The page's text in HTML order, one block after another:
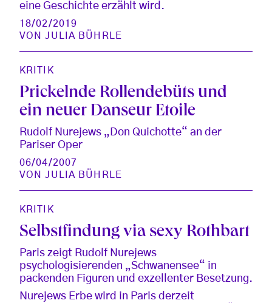
eine Geschichte erzählt wird.
18/02/2019
VONJULIA BÜHRLE
KRITIK
Prickelnde Rollendebüts und
ein neuer Danseur Etoile
Rudolf Nurejews „Don Quichotte“ an der
Pariser Oper
06/04/2007
VONJULIA BÜHRLE
KRITIK
Selbstfindung via sexy Rothbart
Paris zeigt Rudolf Nurejews
psychologisierenden „Schwanensee“ in
packenden Figuren und exzellenter Besetzung.
Nurejews Erbe wird in Paris derzeit